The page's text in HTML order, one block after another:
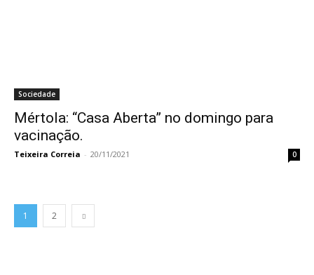
Sociedade
Mértola: “Casa Aberta” no domingo para
vacinação.
Teixeira Correia - 20/11/2021 0
1 2